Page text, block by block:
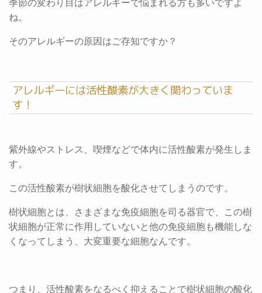
ね。
そのアレルギーの原因はご存知ですか？
アレルギーには活性酸素が大きく関わっていま
す！
紫外線やストレス、喫煙などで体内に活性酸素が発生しま
す。
この活性酸素が樹状細胞を酸化させてしまうのです。
樹状細胞とは、さまざまな免疫細胞を司る器官で、この樹
状細胞が正常に作用していないと他の免疫細胞も機能しな
くなってしまう、大変重要な細胞なんです。
つまり、活性酸素をなるべく抑えることで樹状細胞の酸化